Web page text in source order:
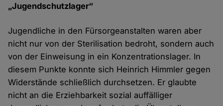
„Jugendschutzlager“
Jugendliche in den Fürsorgeanstalten waren aber
nicht nur von der Sterilisation bedroht, sondern auch
von der Einweisung in ein Konzentrationslager. In
diesem Punkte konnte sich Heinrich Himmler gegen
Widerstände schließlich durchsetzen. Er glaubte
nicht an die Erziehbarkeit sozial auffälliger